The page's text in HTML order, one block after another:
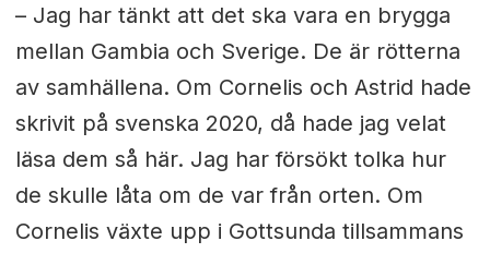
– Jag har tänkt att det ska vara en brygga
mellan Gambia och Sverige. De är rötterna
av samhällena. Om Cornelis och Astrid hade
skrivit på svenska 2020, då hade jag velat
läsa dem så här. Jag har försökt tolka hur
de skulle låta om de var från orten. Om
Cornelis växte upp i Gottsunda tillsammans